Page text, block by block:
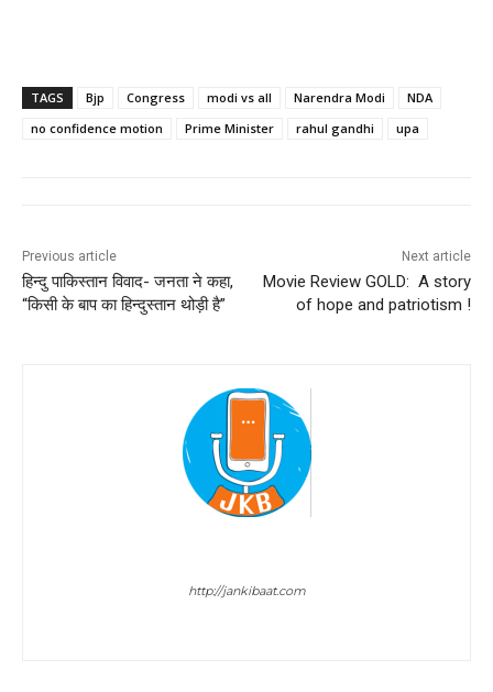
TAGS Bjp Congress modi vs all Narendra Modi
NDA
no confidence motion
Prime Minister rahul gandhi upa
Previous article
हिन्दु पाकिस्तान विवाद- जनता ने कहा,
“किसी के बाप का हिन्दुस्तान थोड़ी है”
Next article
Movie Review GOLD: A story
of hope and patriotism !
http://jankibaat.com